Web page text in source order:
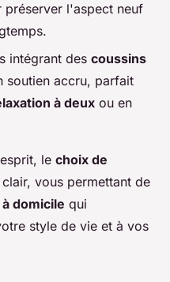
préserver l'aspect neuf
intégrant des coussins
soutien accru, parfait
à deux ou en
le choix de
vous permettant de
domicile qui
style de vie et à vos